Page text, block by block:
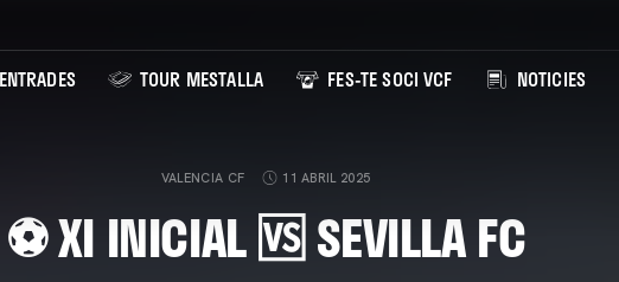
ENTRADES TOUR MESTALLA FES-TE SOCI VCF NOTICIES
VALENCIA CF 11 ABRIL 2025
⚽ XI INICIAL 🆚 SEVILLA FC